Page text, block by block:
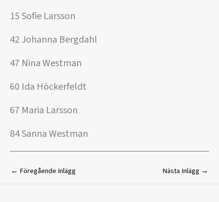
15 Sofie Larsson
42 Johanna Bergdahl
47 Nina Westman
60 Ida Höckerfeldt
67 Maria Larsson
84 Sanna Westman
← Föregående Inlägg Nästa Inlägg →